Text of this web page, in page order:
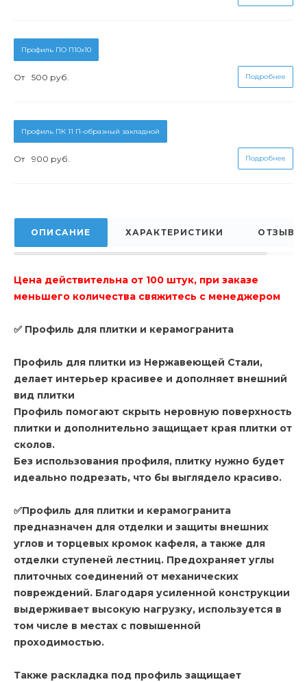
Профиль ПО П10х10
От 500 руб. Подробнее
Профиль ПК 11 П-образный закладной
От 900 руб. Подробнее
ОПИСАНИЕ ХАРАКТЕРИСТИКИ ОТЗЫВЫ
Цена действительна от 100 штук, при заказе
меньшего количества свяжитесь с менеджером
✅ Профиль для плитки и керамогранита
Профиль для плитки из Нержавеющей Стали,
делает интерьер красивее и дополняет внешний
вид плитки
Профиль помогают скрыть неровную поверхность
плитки и дополнительно защищает края плитки от
сколов.
Без использования профиля, плитку нужно будет
идеально подрезать, что бы выглядело красиво.
✅Профиль для плитки и керамогранита
предназначен для отделки и защиты внешних
углов и торцевых кромок кафеля, а также для
отделки ступеней лестниц. Предохраняет углы
плиточных соединений от механических
повреждений. Благодаря усиленной конструкции
выдерживает высокую нагрузку, используется в
том числе в местах с повышенной
проходимостью.
Также раскладка под профиль защищает